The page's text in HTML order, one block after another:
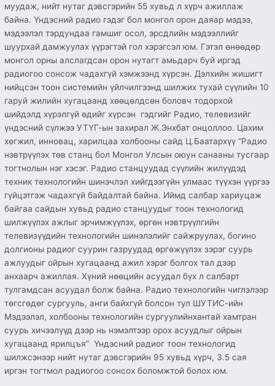
муудаж, нийт нутаг дэвсгэрийн 55 хувьд л хүрч ажиллаж
байна. Үндэсний радио гэдэг бол монгол орон даяар мэдээ,
мэдээлэл тэрдундаа гамшиг осол, эрсдлийн мэдээллийг
шуурхай дамжуулах үүрэгтэй гол хэрэгсэл юм. Гэтэл өнөөдөр
монгол орны алслагдсан орон нутагт амьдарч буй иргэд
радиогоо сонсож чадахгүй хэмжээнд хүрсэн. Дэлхийн жишигт
нийцсэн тоон системийн үйлчилгээнд шилжих тухай сүүлийн 10
гаруй жилийн хугацаанд хөөцөлдсөн боловч тодорхой
шийдэлд хүрэлгүй өдийг хүрсэн гэдгийг Радио, телевизийг
үндэсний сүлжээ УТҮГ-ын захирал Ж.Энхбат онцоллоо. Цахим
хөгжил, инновац, харилцаа холбооны сайд Ц.Баатархүү “Радио
нэвтрүүлэх төв станц бол Монгол Улсын оюун санааны тусгаар
тогтнолын нэг хэсэг. Радио станцуудад сүүлийн жилүүдэд
техник технологийн шинэчлэл хийгдээгүйн улмаас түүхэн үүргээ
гүйцэтгэж чадахгүй байдалтай байна. Иймд салбар хариуцаж
байгаа сайдын хувьд радио станцуудыг тоон технологид
шилжүүлэх ажлыг эрчимжүүлэх, өргөн нэвтрүүлгийн
телевизүүдийн технологийн шинэлэлийг сайжруулах, богино
долгионы радиог суурин газруудад өргөжүүлэх зэрэг суурь
ажлуудыг ойрын хугацаанд ажил хэрэг болгох тал дээр
анхаарч ажиллая. Хүний нөөцийн асуудал бүх л салбарт
тулгамдсан асуудал болж байна. Радио технологийн чиглэлээр
төгсгөдөг сургууль, анги байхгүй болсон тул ШУТИС-ийн
Мэдээлэл, холбооны технологийн сургуулийнхантай хамтран
суурь хичээлүүд дээр нь нэмэлтээр орох асуудлыг ойрын
хугацаанд ярилцъя” Үндэсний радиог тоон технологид
шилжсэнээр нийт нутаг дэвсгэрийн 95 хувьд хүрч, 3.5 сая
иргэн тогтмол радиогоо сонсох боломжтой болох юм.